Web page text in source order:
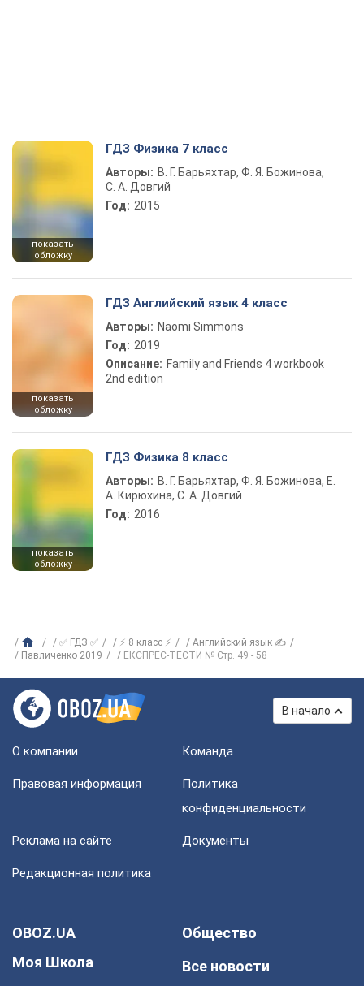
показать
обложку
ГДЗ Физика 7 класс
Авторы: В. Г. Барьяхтар, Ф. Я. Божинова,
С. А. Довгий
Год: 2015
показать
обложку
ГДЗ Английский язык 4 класс
Авторы: Naomi Simmons
Год: 2019
Описание: Family and Friends 4 workbook
2nd edition
показать
обложку
ГДЗ Физика 8 класс
Авторы: В. Г. Барьяхтар, Ф. Я. Божинова, Е.
А. Кирюхина, С. А. Довгий
Год: 2016
✅ ГДЗ ✅ ⚡ 8 класс ⚡
Английский язык ✍
Павличенко 2019
ЕКСПРЕС-ТЕСТИ № Стр. 49 - 58
В начало
О компании Команда
Правовая информация
Политика
конфиденциальности
Реклама на сайте Документы
Редакционная политика
OBOZ.UA
Моя Школа
Общество
Все новости